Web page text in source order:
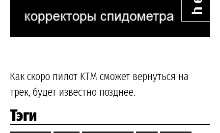
Как скоро пилот KTM сможет вернуться на
трек, будет известно позднее.
Тэги